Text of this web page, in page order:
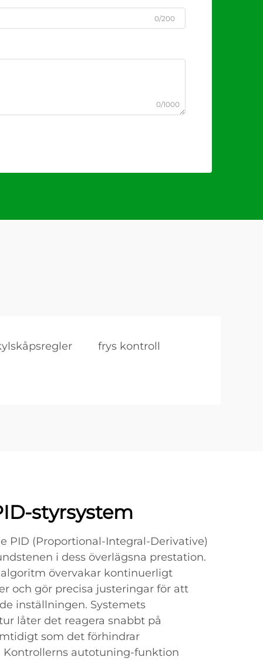
0/200
0/1000
frys kontroll
styrsystem
PID (Proportional-Integral-Derivative)
i dess överlägsna prestation.
övervakar kontinuerligt
och gör precisa justeringar för att
inställningen. Systemets
låter det reagera snabbt på
som det förhindrar
Kontrollerns autotuning-funktion